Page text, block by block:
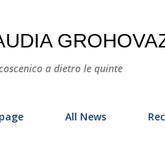
a dietro le quinte
All News